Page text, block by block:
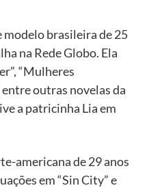
modelo brasileira de 25
na Rede Globo. Ela
“Mulheres
entre outras novelas da
a patricinha Lia em
americana de 29 anos
em “Sin City” e